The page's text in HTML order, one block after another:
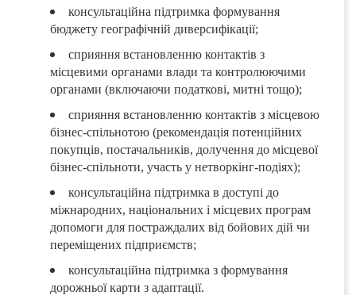
консультаційна підтримка формування
бюджету географічній диверсифікації;
сприяння встановленню контактів з
місцевими органами влади та контролюючими
органами (включаючи податкові, митні тощо);
сприяння встановленню контактів з місцевою
бізнес-спільнотою (рекомендація потенційних
покупців, постачальників, долучення до місцевої
бізнес-спільноти, участь у нетворкінг-подіях);
консультаційна підтримка в доступі до
міжнародних, національних і місцевих програм
допомоги для постраждалих від бойових дій чи
переміщених підприємств;
консультаційна підтримка з формування
дорожньої карти з адаптації.